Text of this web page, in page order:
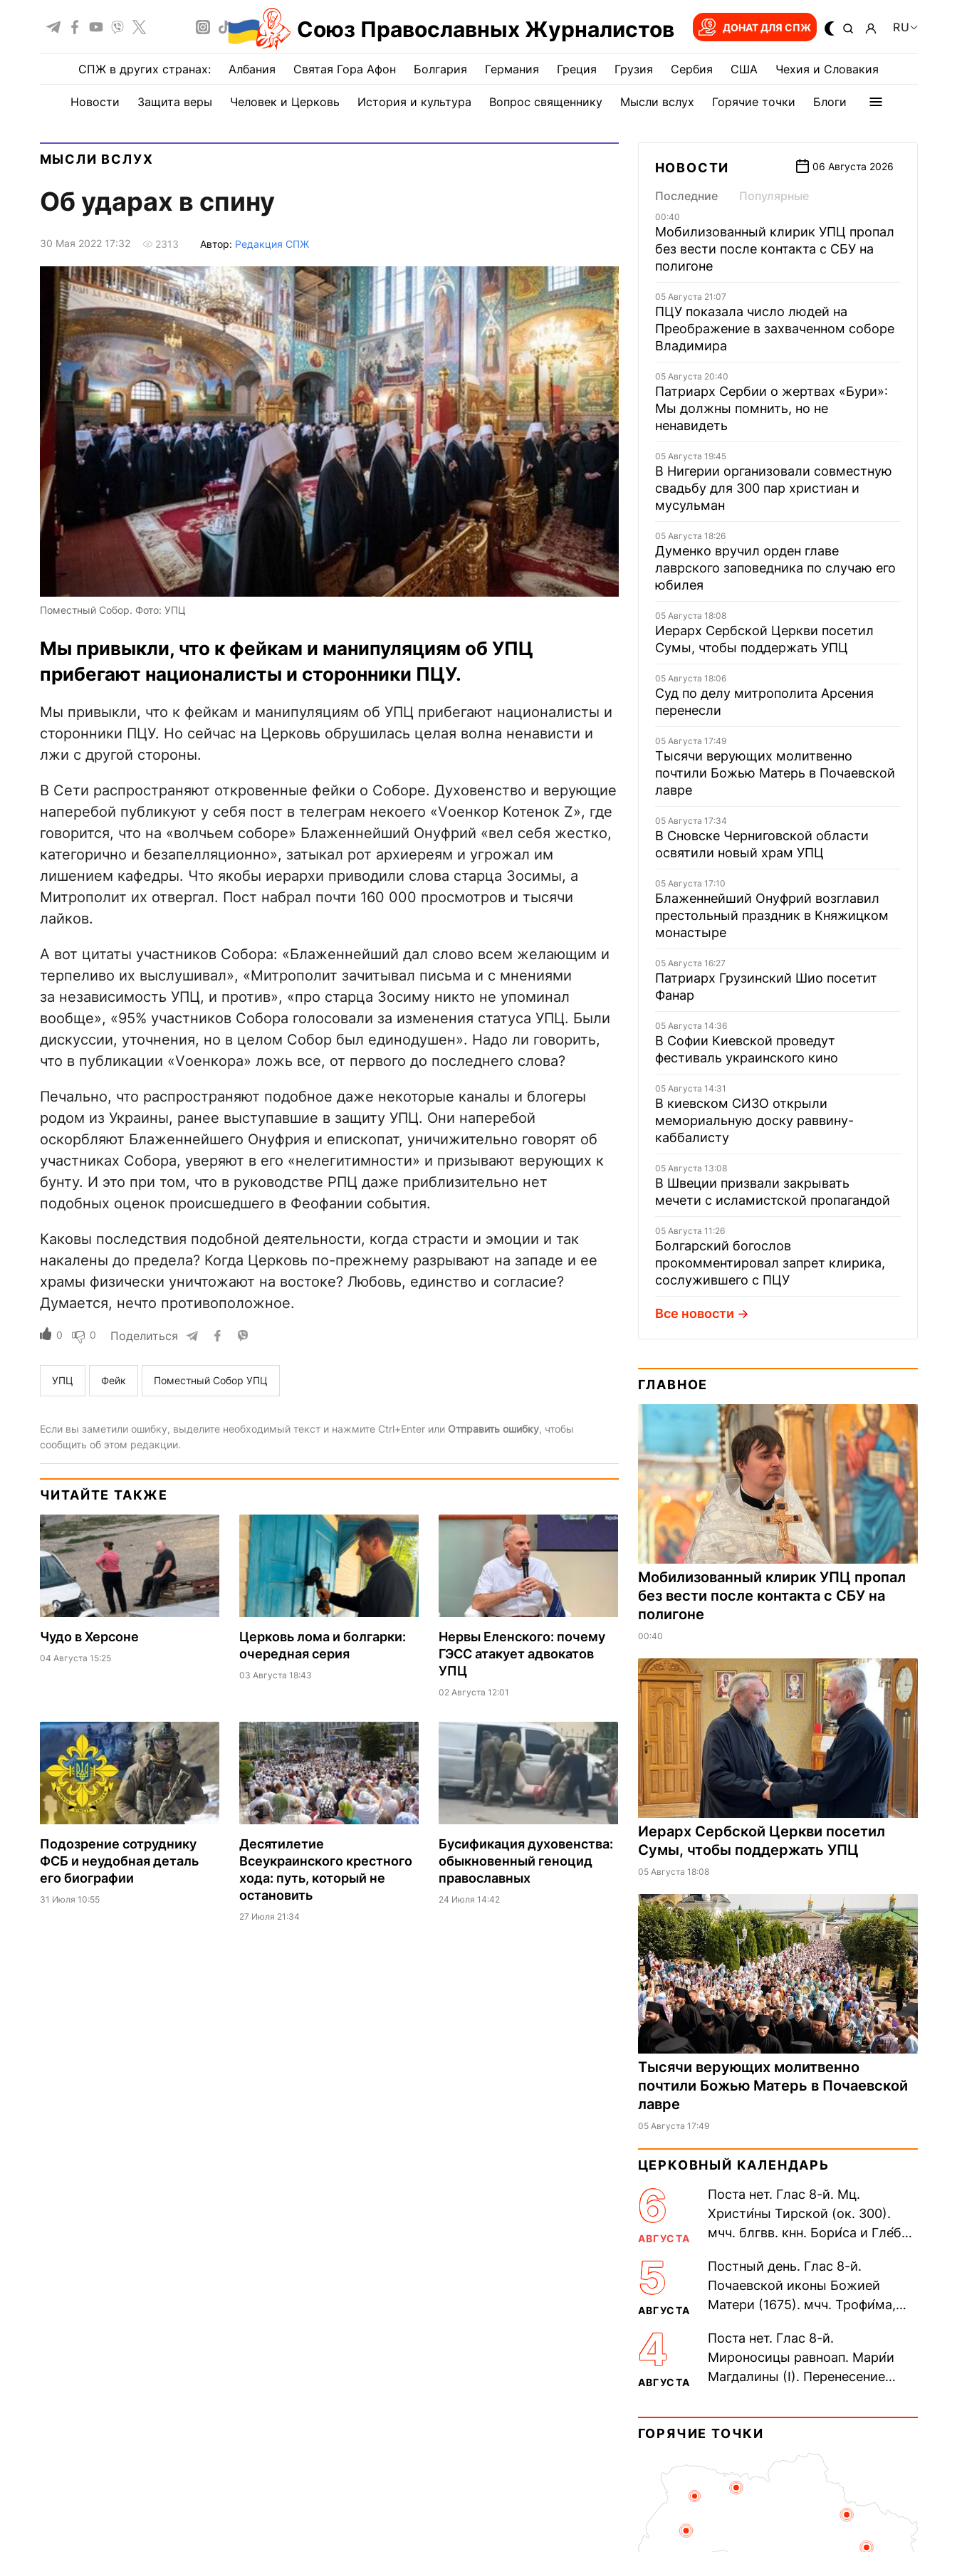
Союз Православных Журналистов ДОНАТ ДЛЯ СПЖ RU
СПЖ в других странах: Албания Святая Гора Афон Болгария Германия Греция Грузия Сербия США Чехия и Словакия
Новости Защита веры Человек и Церковь История и культура Вопрос священнику Мысли вслух Горячие точки Блоги
МЫСЛИ ВСЛУХ
Об ударах в спину
30 Мая 2022 17:32 2313 Автор: Редакция СПЖ
Поместный Собор. Фото: УПЦ
Мы привыкли, что к фейкам и манипуляциям об УПЦ
прибегают националисты и сторонники ПЦУ.
Мы привыкли, что к фейкам и манипуляциям об УПЦ прибегают националисты и
сторонники ПЦУ. Но сейчас на Церковь обрушилась целая волна ненависти и
лжи с другой стороны.
В Сети распространяют откровенные фейки о Соборе. Духовенство и верующие
наперебой публикуют у себя пост в телеграм некоего «Vоенкор Котенок Z», где
говорится, что на «волчьем соборе» Блаженнейший Онуфрий «вел себя жестко,
категорично и безапелляционно», затыкал рот архиереям и угрожал им
лишением кафедры. Что якобы иерархи приводили слова старца Зосимы, а
Митрополит их отвергал. Пост набрал почти 160 000 просмотров и тысячи
лайков.
А вот цитаты участников Собора: «Блаженнейший дал слово всем желающим и
терпеливо их выслушивал», «Митрополит зачитывал письма и с мнениями
за независимость УПЦ, и против», «про старца Зосиму никто не упоминал
вообще», «95% участников Собора голосовали за изменения статуса УПЦ. Были
дискуссии, уточнения, но в целом Собор был единодушен». Надо ли говорить,
что в публикации «Vоенкора» ложь все, от первого до последнего слова?
Печально, что распространяют подобное даже некоторые каналы и блогеры
родом из Украины, ранее выступавшие в защиту УПЦ. Они наперебой
оскорбляют Блаженнейшего Онуфрия и епископат, уничижительно говорят об
участниках Собора, уверяют в его «нелегитимности» и призывают верующих к
бунту. И это при том, что в руководстве РПЦ даже приблизительно нет
подобных оценок происшедшего в Феофании события.
Каковы последствия подобной деятельности, когда страсти и эмоции и так
накалены до предела? Когда Церковь по-прежнему разрывают на западе и ее
храмы физически уничтожают на востоке? Любовь, единство и согласие?
Думается, нечто противоположное.
0 0 Поделиться
УПЦ Фейк Поместный Собор УПЦ
Если вы заметили ошибку, выделите необходимый текст и нажмите Ctrl+Enter или Отправить ошибку, чтобы
сообщить об этом редакции.
ЧИТАЙТЕ ТАКЖЕ
Чудо в Херсоне
04 Августа 15:25
Церковь лома и болгарки:
очередная серия
03 Августа 18:43
Нервы Еленского: почему
ГЭСС атакует адвокатов
УПЦ
02 Августа 12:01
Подозрение сотруднику
ФСБ и неудобная деталь
его биографии
31 Июля 10:55
Десятилетие
Всеукраинского крестного
хода: путь, который не
остановить
27 Июля 21:34
Бусификация духовенства:
обыкновенный геноцид
православных
24 Июля 14:42
НОВОСТИ 06 Августа 2026
Последние Популярные
00:40
Мобилизованный клирик УПЦ пропал
без вести после контакта с СБУ на
полигоне
05 Августа 21:07
ПЦУ показала число людей на
Преображение в захваченном соборе
Владимира
05 Августа 20:40
Патриарх Сербии о жертвах «Бури»:
Мы должны помнить, но не
ненавидеть
05 Августа 19:45
В Нигерии организовали совместную
свадьбу для 300 пар христиан и
мусульман
05 Августа 18:26
Думенко вручил орден главе
лаврского заповедника по случаю его
юбилея
05 Августа 18:08
Иерарх Сербской Церкви посетил
Сумы, чтобы поддержать УПЦ
05 Августа 18:06
Суд по делу митрополита Арсения
перенесли
05 Августа 17:49
Тысячи верующих молитвенно
почтили Божью Матерь в Почаевской
лавре
05 Августа 17:34
В Сновске Черниговской области
освятили новый храм УПЦ
05 Августа 17:10
Блаженнейший Онуфрий возглавил
престольный праздник в Княжицком
монастыре
05 Августа 16:27
Патриарх Грузинский Шио посетит
Фанар
05 Августа 14:36
В Софии Киевской проведут
фестиваль украинского кино
05 Августа 14:31
В киевском СИЗО открыли
мемориальную доску раввину-
каббалисту
05 Августа 13:08
В Швеции призвали закрывать
мечети с исламистской пропагандой
05 Августа 11:26
Болгарский богослов
прокомментировал запрет клирика,
сослужившего с ПЦУ
Все новости
ГЛАВНОЕ
Мобилизованный клирик УПЦ пропал
без вести после контакта с СБУ на
полигоне
00:40
Иерарх Сербской Церкви посетил
Сумы, чтобы поддержать УПЦ
05 Августа 18:08
Тысячи верующих молитвенно
почтили Божью Матерь в Почаевской
лавре
05 Августа 17:49
ЦЕРКОВНЫЙ КАЛЕНДАРЬ
6
АВГУСТА
Поста нет. Глас 8-й. Мц.
Христи́ны Тирской (ок. 300).
мчч. блгвв. кнн. Бори́са и Гле́ба,
Дави́да (1015). Прп....
5
АВГУСТА
Постный день. Глас 8-й.
Почаевской иконы Божией
Матери (1675). мчч. Трофи́ма,
мучеников (284–305). прав.
воина Фео́дора...
4
АВГУСТА
Поста нет. Глас 8-й.
Мироносицы равноап. Мари́и
Магдалины (I). Перенесение
Синопского (403–404). Прп.
Корни́лия...
ГОРЯЧИЕ ТОЧКИ